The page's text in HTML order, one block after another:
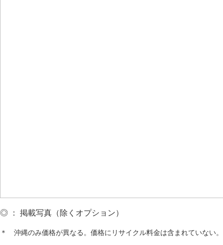
◎ ： 掲載写真（除くオプション）
＊ 沖縄のみ価格が異なる。価格にリサイクル料金は含まれていない。